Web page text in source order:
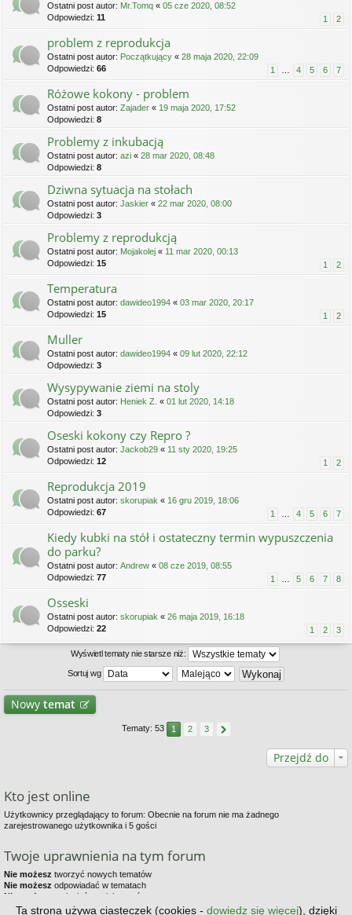
Ostatni post autor: Mr.Tomq « 05 cze 2020, 08:52
Odpowiedzi: 11 1 2
problem z reprodukcja
Ostatni post autor: Początkujący « 28 maja 2020, 22:09
Odpowiedzi: 66 1 4 5 6 7
Różowe kokony - problem
Ostatni post autor: Zajader « 19 maja 2020, 17:52
Odpowiedzi: 8
Problemy z inkubacją
Ostatni post autor: azi « 28 mar 2020, 08:48
Odpowiedzi: 8
Dziwna sytuacja na stołach
Ostatni post autor: Jaskier « 22 mar 2020, 08:00
Odpowiedzi: 3
Problemy z reprodukcją
Ostatni post autor: Mojakolej « 11 mar 2020, 00:13
Odpowiedzi: 15 1 2
Temperatura
Ostatni post autor: dawideo1994 « 03 mar 2020, 20:17
Odpowiedzi: 15 1 2
Muller
Ostatni post autor: dawideo1994 « 09 lut 2020, 22:12
Odpowiedzi: 3
Wysypywanie ziemi na stoly
Ostatni post autor: Heniek Z. « 01 lut 2020, 14:18
Odpowiedzi: 3
Oseski kokony czy Repro ?
Ostatni post autor: Jackob29 « 11 sty 2020, 19:25
Odpowiedzi: 12 1 2
Reprodukcja 2019
Ostatni post autor: skorupiak « 16 gru 2019, 18:06
Odpowiedzi: 67 1 4 5 6 7
Kiedy kubki na stół i ostateczny termin wypuszczenia
do parku?
Ostatni post autor: Andrew « 08 cze 2019, 08:55
Odpowiedzi: 77 1 5 6 7 8
Osseski
Ostatni post autor: skorupiak « 26 maja 2019, 16:18
Odpowiedzi: 22 1 2 3
Wyświetl tematy nie starsze niż:
Sortuj wg
Nowy temat
Tematy: 53 1 2 3
Przejdź do
Kto jest online
Użytkownicy przeglądający to forum: Obecnie na forum nie ma żadnego
zarejestrowanego użytkownika i 5 gości
Twoje uprawnienia na tym forum
Nie możesz tworzyć nowych tematów
Nie możesz odpowiadać w tematach
Nie możesz
zmieniać swoich postów
Nie możeszusuwać swoich postów
Ta strona używa ciasteczek (cookies - dowiedz się więcej), dzięki